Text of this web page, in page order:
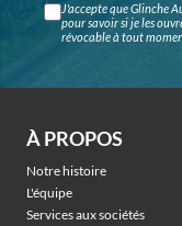
J'accepte que Glinche
pour savoir si je les
révocable à tout
À PROPOS
Notre histoire
L'équipe
Services aux sociétés